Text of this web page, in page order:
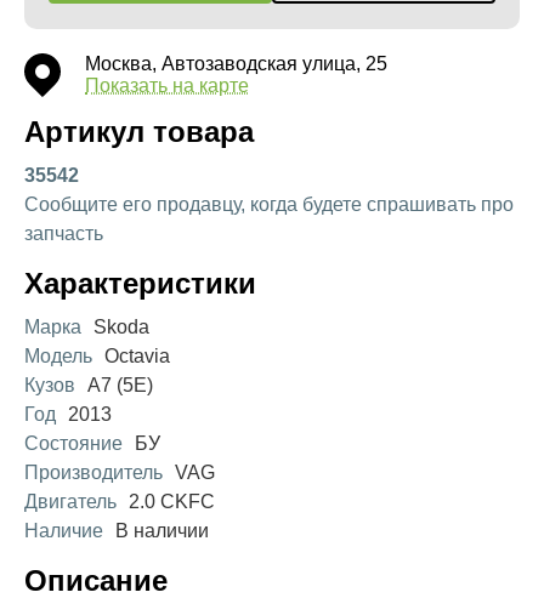
Москва, Автозаводская улица, 25
Показать на карте
Артикул товара
35542
Сообщите его продавцу, когда будете спрашивать про
запчасть
Характеристики
Марка
Skoda
Модель Octavia
Кузов
A7 (5E)
Год
2013
Состояние
БУ
Производитель VAG
Двигатель
2.0 CKFC
Наличие
В наличии
Описание